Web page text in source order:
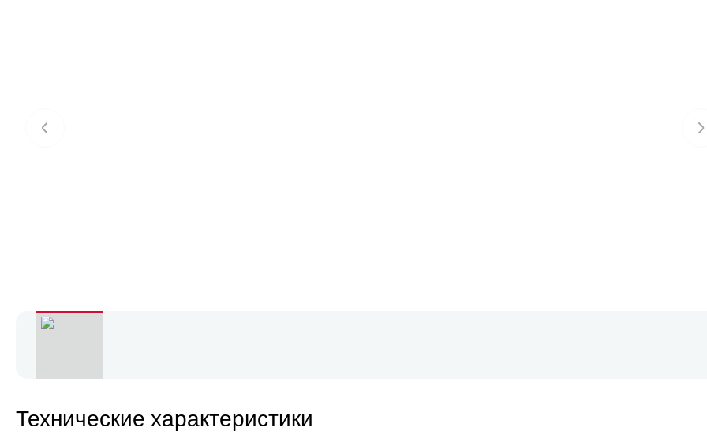
Технические характеристики